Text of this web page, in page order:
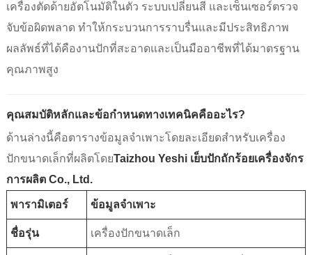
เครื่องตัดด้ายอัตโนมัติในตัว ระบบเปลี่ยนสี และเซ็นเซอร์ตรวจ
จับข้อผิดพลาด ทำให้กระบวนการราบรื่นและมีประสิทธิภาพ
ผลลัพธ์ที่ได้คืองานปักที่สะอาดและเป็นมืออาชีพที่ได้มาตรฐาน
คุณภาพสูง
คุณสมบัติหลักและข้อกำหนดทางเทคนิคคืออะไร?
ด้านล่างนี้คือตารางข้อมูลจำเพาะโดยละเอียดสำหรับเครื่อง
ปักขนาดเล็กที่ผลิตโดยTaizhou Yeshi เย็บปักถักร้อยเครื่องจักร
การผลิต Co., Ltd.
พารามิเตอร์ ข้อมูลจำเพาะ
ชื่อรุ่น เครื่องปักขนาดเล็ก